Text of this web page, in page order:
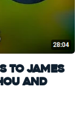
to James
and